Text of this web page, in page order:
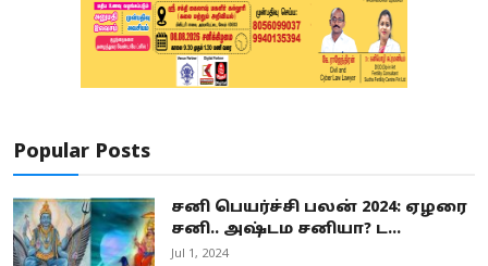
Popular Posts
சனி பெயர்ச்சி பலன் 2024: ஏழரை
சனி.. அஷ்டம சனியா? ட...
Jul 1, 2024